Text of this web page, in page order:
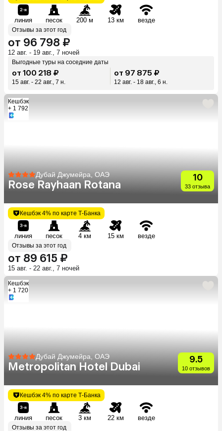
линия песок 200 м 13 км везде
Отзывы за этот год
от 96 798 ₽
12 авг. - 19 авг., 7 ночей
Выгодные туры на соседние даты
от 100 218 ₽
15 авг. - 22 авг., 7 н.
от 97 875 ₽
12 авг. - 18 авг., 6 н.
Кешбэк
+ 1 792
Дубай Джумейра, ОАЭ
Rose Rayhaan Rotana
10
33 отзыва
Кешбэк 4% по карте Т-Банка
линия песок 4 км 15 км везде
Отзывы за этот год
от 89 615 ₽
15 авг. - 22 авг., 7 ночей
Кешбэк
+ 1 720
Дубай Джумейра, ОАЭ
Metropolitan Hotel Dubai
9.5
10 отзывов
Кешбэк 4% по карте Т-Банка
линия песок 3 км 22 км везде
Отзывы за этот год